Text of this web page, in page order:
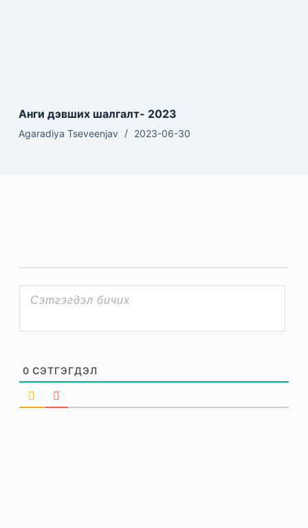
Анги дэвших шалгалт- 2023
Agaradiya Tseveenjav 2023-06-30
0 СЭТГЭГДЭЛ